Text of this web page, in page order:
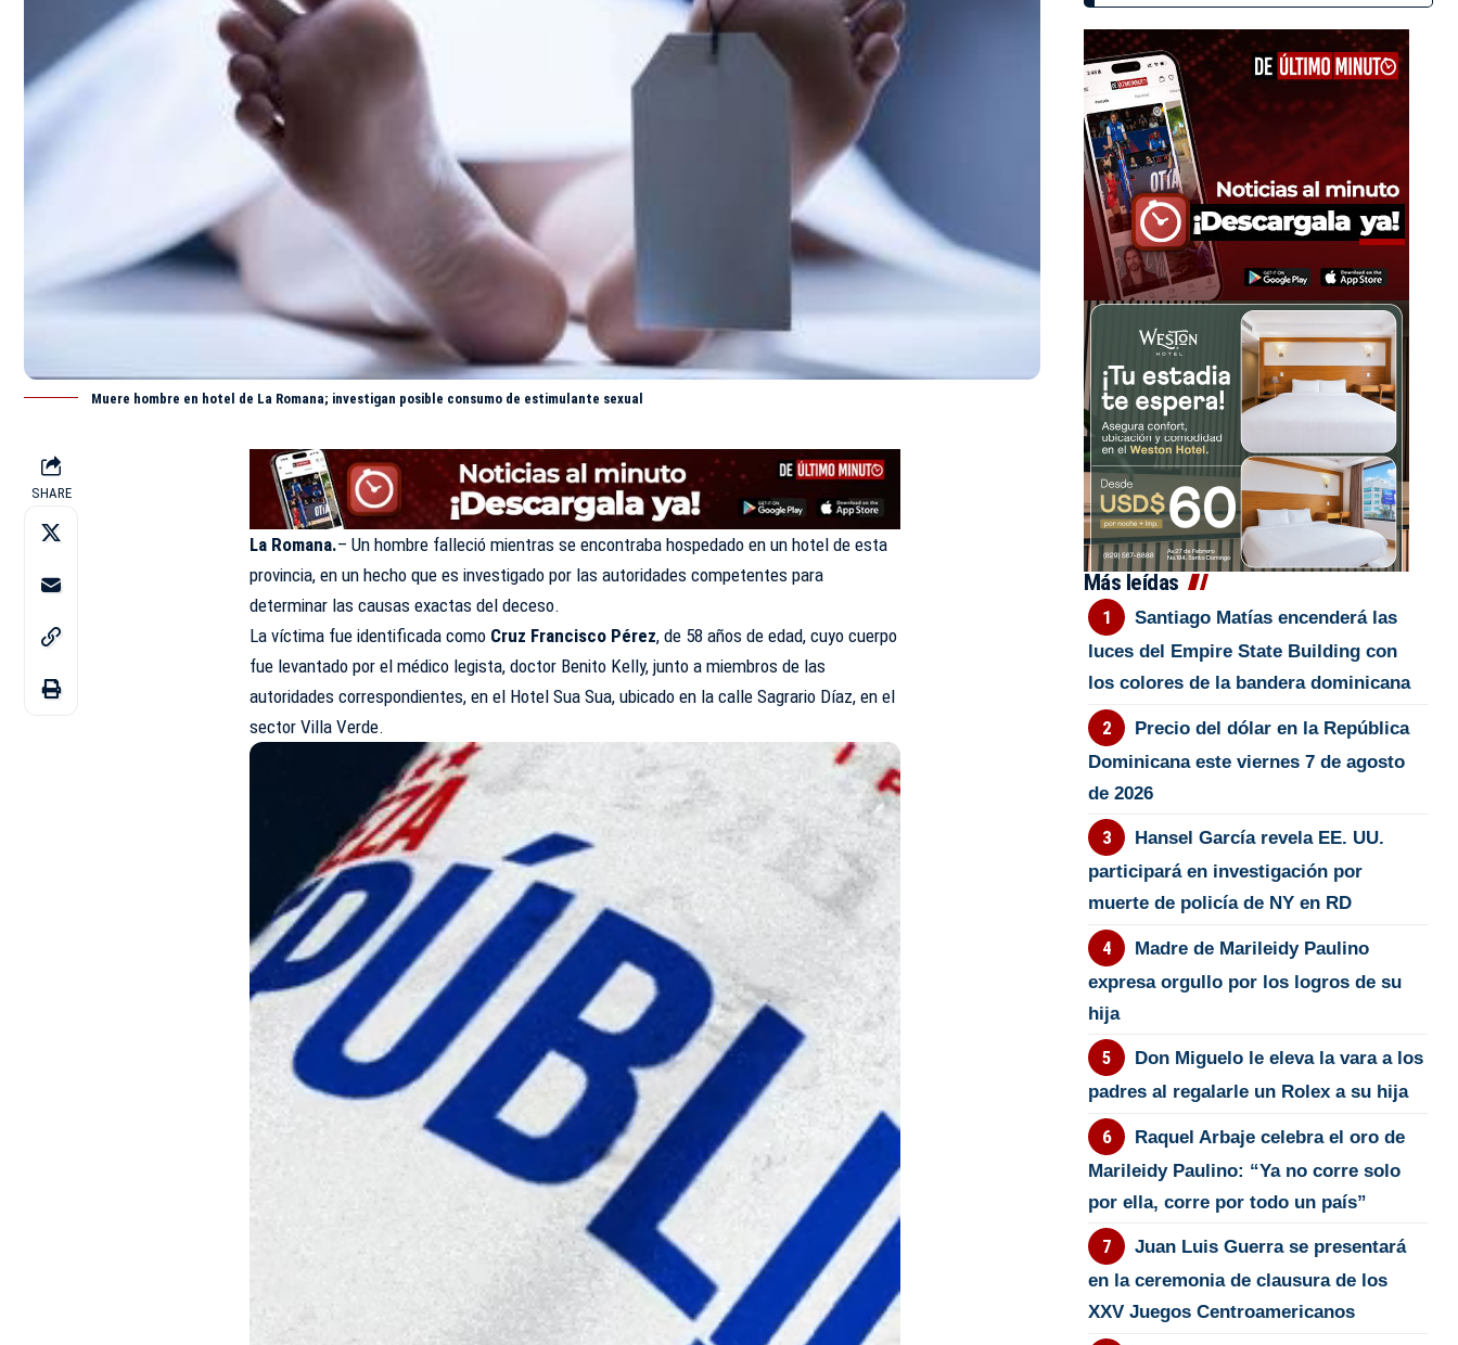
Muere hombre en hotel de La Romana; investigan posible consumo de estimulante sexual
SHARE
La Romana.– Un hombre falleció mientras se encontraba hospedado en un hotel de esta
provincia, en un hecho que es investigado por las autoridades competentes para
determinar las causas exactas del deceso.
Lavíctima fue identificada como Cruz Francisco Pérez, de 58 años de edad, cuyo cuerpo
fue levantado por el médico legista, doctor Benito Kelly, junto a miembros de las
autoridades correspondientes, en el Hotel Sua Sua, ubicado en la calle Sagrario Díaz, en el
sector Villa Verde.
Más leídas
Santiago Matías encenderá las
luces del Empire State Building con
los colores de la bandera dominicana
Precio del dólar en la República
Dominicana este viernes 7 de agosto
de 2026
Hansel García revela EE. UU.
participará en investigación por
muerte de policía de NY en RD
Madre de Marileidy Paulino
expresa orgullo por los logros de su
hija
Don Miguelo le eleva la vara a los
padres al regalarle un Rolex a su hija
Raquel Arbaje celebra el oro de
Marileidy Paulino: “Ya no corre solo
por ella, corre por todo un país”
Juan Luis Guerra se presentará
en la ceremonia de clausura de los
XXV Juegos Centroamericanos